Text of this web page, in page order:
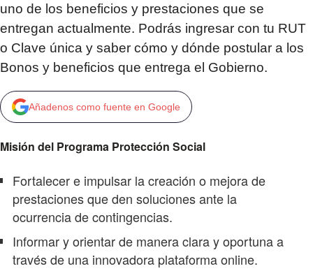
uno de los beneficios y prestaciones que se
entregan actualmente. Podrás ingresar con tu RUT
o Clave única y saber cómo y dónde postular a los
Bonos y beneficios que entrega el Gobierno.
Añadenos como fuente en Google
Misión del Programa Protección Social
Fortalecer e impulsar la creación o mejora de
prestaciones que den soluciones ante la
ocurrencia de contingencias.
Informar y orientar de manera clara y oportuna a
través de una innovadora plataforma online.